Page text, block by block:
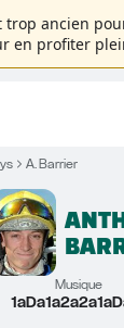
trop ancien
en profiter
A. Barrier
Musique